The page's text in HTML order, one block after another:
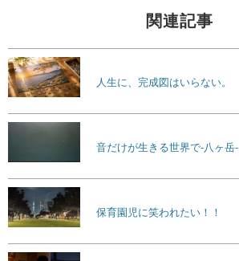
関連記事
人生に、完成図はいらない。
音だけが生きる世界で-八ヶ岳-
保育園児に笑われたい！！